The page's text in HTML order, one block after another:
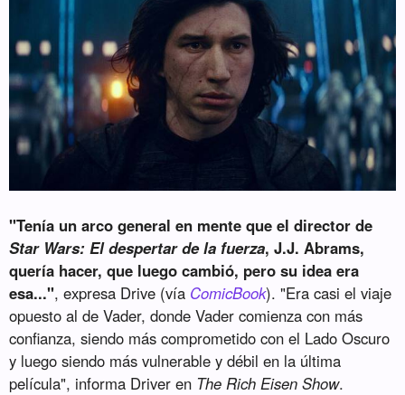
"Tenía un arco general en mente que el director de
Star Wars: El despertar de la fuerza, J.J. Abrams,
quería hacer, que luego cambió, pero su idea era
esa...", expresa Drive (vía ComicBook). "Era casi el viaje
opuesto al de Vader, donde Vader comienza con más
confianza, siendo más comprometido con el Lado Oscuro
y luego siendo más vulnerable y débil en la última
película", informa Driver en The Rich Eisen Show.